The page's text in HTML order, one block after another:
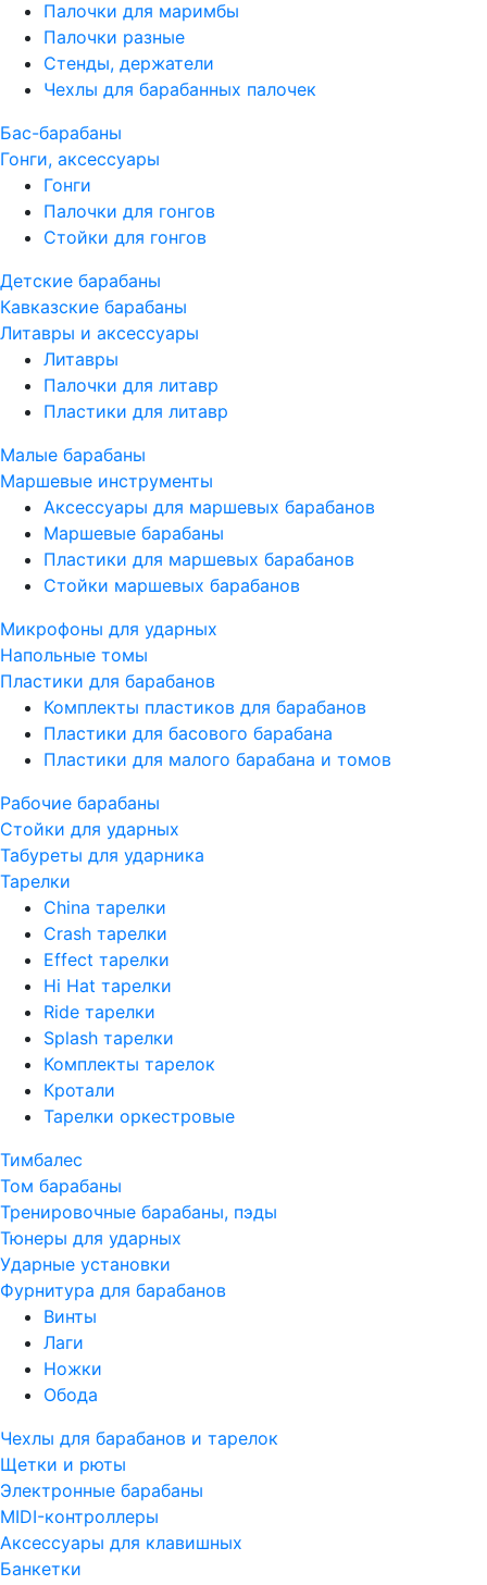
Палочки для маримбы
Палочки разные
Стенды, держатели
Чехлы для барабанных палочек
Бас-барабаны
Гонги, аксессуары
Гонги
Палочки для гонгов
Стойки для гонгов
Детские барабаны
Кавказские барабаны
Литавры и аксессуары
Литавры
Палочки для литавр
Пластики для литавр
Малые барабаны
Маршевые инструменты
Аксессуары для маршевых барабанов
Маршевые барабаны
Пластики для маршевых барабанов
Стойки маршевых барабанов
Микрофоны для ударных
Напольные томы
Пластики для барабанов
Комплекты пластиков для барабанов
Пластики для басового барабана
Пластики для малого барабана и томов
Рабочие барабаны
Стойки для ударных
Табуреты для ударника
Тарелки
China тарелки
Crash тарелки
Effect тарелки
Hi Hat тарелки
Ride тарелки
Splash тарелки
Комплекты тарелок
Кротали
Тарелки оркестровые
Тимбалес
Том барабаны
Тренировочные барабаны, пэды
Тюнеры для ударных
Ударные установки
Фурнитура для барабанов
Винты
Лаги
Ножки
Обода
Чехлы для барабанов и тарелок
Щетки и рюты
Электронные барабаны
MIDI-контроллеры
Аксессуары для клавишных
Банкетки